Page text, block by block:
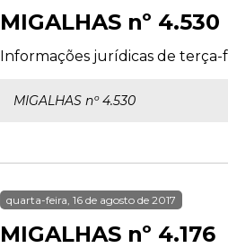
MIGALHAS nº 4.530
Informações jurídicas de terça-
MIGALHAS nº 4.530
quarta-feira, 16 de agosto de 2017
MIGALHAS nº 4.176